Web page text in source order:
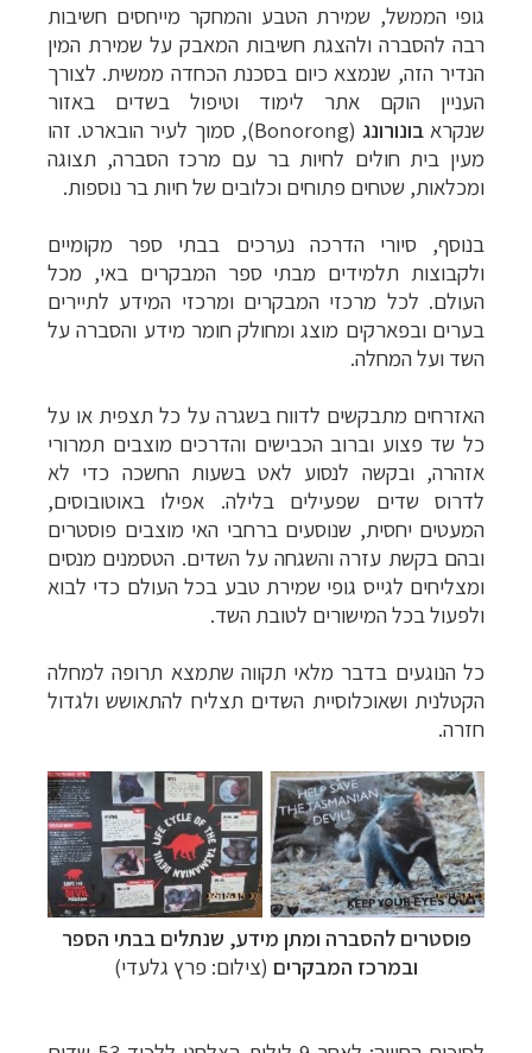
גופי הממשל, שמירת הטבע והמחקר מייחסים חשיבות
רבה להסברה ולהצגת חשיבות המאבק על שמירת המין
הנדיר הזה, שנמצא כיום בסכנת הכחדה ממשית. לצורך
העניין הוקם אתר לימוד וטיפול בשדים באזור
שנקראבונורונג (
Bonorong
), סמוך לעיר הובארט. זהו
מעין בית חולים לחיות בר עם מרכז הסברה, תצוגה
ומכלאות, שטחים פתוחים וכלובים של חיות בר נוספות.
בנוסף, סיורי הדרכה נערכים בבתי ספר מקומיים
ולקבוצות תלמידים מבתי ספר המבקרים באי, מכל
העולם. לכל מרכזי המבקרים ומרכזי המידע לתיירים
בערים ובפארקים מוצג ומחולק חומר מידע והסברה על
השד ועל המחלה.
האזרחים מתבקשים לדווח בשגרה על כל תצפית או על
כל שד פצוע וברוב הכבישים והדרכים מוצבים תמרורי
אזהרה, ובקשה לנסוע לאט בשעות החשכה כדי לא
לדרוס שדים שפעילים בלילה. אפילו באוטובוסים,
המעטים יחסית, שנוסעים ברחבי האי מוצבים פוסטרים
ובהם בקשת עזרה והשגחה על השדים. הטסמנים מנסים
ומצליחים לגייס גופי שמירת טבע בכל העולם כדי לבוא
ולפעול בכל המישורים לטובת השד.
כל הנוגעים בדבר מלאי תקווה שתמצא תרופה למחלה
הקטלנית ושאוכלוסיית השדים תצליח להתאושש ולגדול
חזרה.
פוסטרים להסברה ומתן מידע, שנתלים בבתי הספר
ובמרכז המבקרים (צילום: פרץ גלעדי)